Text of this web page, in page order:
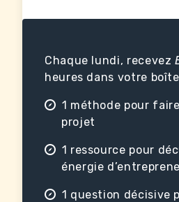
Chaque lundi, recevez
heures dans votre
1 méthode pour
projet
1 ressource pour
énergie
1 question décisive